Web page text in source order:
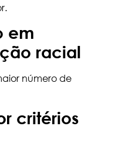
em
racial
número de
critérios